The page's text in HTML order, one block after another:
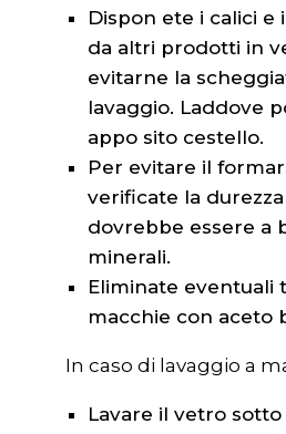
Dispon ete i calici
da altri prodotti in
evitarne la
lavaggio. Laddove
appo sito cestello.
Per evitare il
verificate la
dovrebbe essere a
minerali.
Eliminate eventuali
macchie con aceto
In caso di lavaggio a
Lavare il vetro